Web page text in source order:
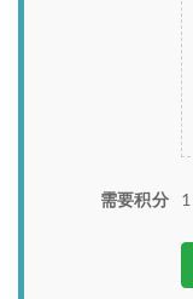
需要积分 1